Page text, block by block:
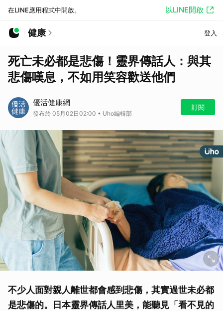
在LINE應用程式中開啟。 以LINE開啟
健康 登入
死亡未必都是悲傷！靈界傳話人：與其
悲傷嘆息，不如用笑容歡送他們
優活健康網
發布於 05月02日02:00 • Uho編輯部
訂閱
不少人面對親人離世都會感到悲傷，其實過世未必都
是悲傷的。日本靈界傳話人里美，能聽見「看不見的